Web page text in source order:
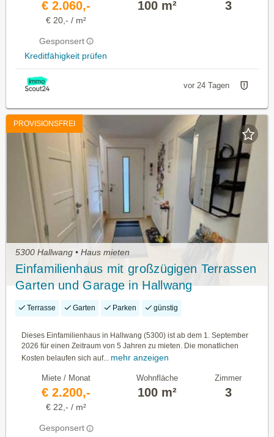
€ 2.060,-
€ 20,- / m²
Gesponsert
Kreditfähigkeit prüfen
100 m² 3
vor 24 Tagen
PROVISIONSFREI
5300 Hallwang • Haus mieten
Einfamilienhaus mit großzügigen Terrassen
Garten und Garage in Hallwang
Terrasse Garten Parken günstig
Dieses Einfamilienhaus in Hallwang (5300) ist ab dem 1. September
2026 für einen Zeitraum von 5 Jahren zu mieten. Die monatlichen
Kosten belaufen sich auf... mehr anzeigen
Miete / Monat
€ 2.200,-
€ 22,- / m²
Gesponsert
Wohnfläche
100 m²
Zimmer
3